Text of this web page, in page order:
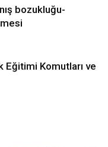
bozukluğu-
Komutları ve